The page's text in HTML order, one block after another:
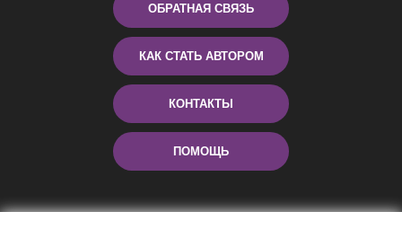
ОБРАТНАЯ СВЯЗЬ
КАК СТАТЬ АВТОРОМ
КОНТАКТЫ
ПОМОЩЬ